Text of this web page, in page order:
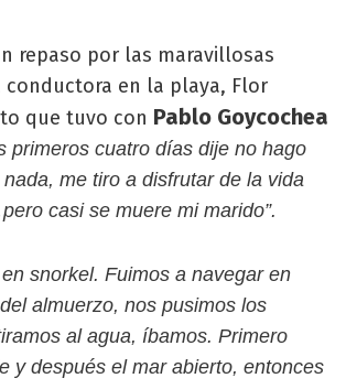
repaso por las maravillosas
conductora en la playa, Flor
que tuvo con Pablo Goycochea
primeros cuatro días dije no hago
me tiro a disfrutar de la vida
casi se muere mi marido”.
snorkel. Fuimos a navegar en
almuerzo, nos pusimos los
al agua, íbamos. Primero
y después el mar abierto, entonces